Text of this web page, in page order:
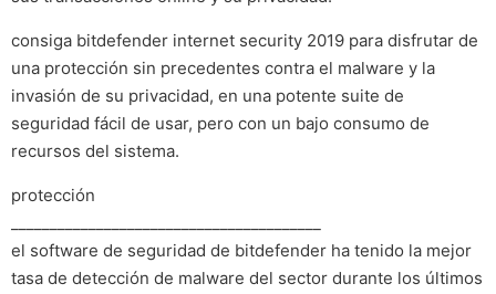
consiga bitdefender internet security 2019 para disfrutar de
una protección sin precedentes contra el malware y la
invasión de su privacidad, en una potente suite de
seguridad fácil de usar, pero con un bajo consumo de
recursos del sistema.
protección
el software de seguridad de bitdefender ha tenido la mejor
tasa de detección de malware del sector durante los últimos